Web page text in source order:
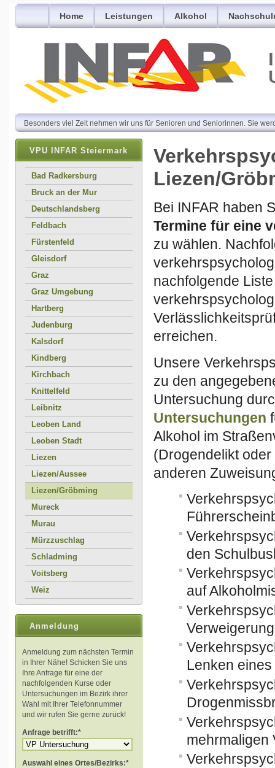
Home Leistungen Alkohol
Besonders viel Zeit nehmen wir uns für Senioren und Seniorinnen. Sie
VPU INFAR Steiermark
Bad Radkersburg
Bruck an der Mur
Deutschlandsberg
Feldbach
Fürstenfeld
Gleisdorf
Graz
Graz Umgebung
Hartberg
Judenburg
Kalsdorf
Kindberg
Kirchbach
Knittelfeld
Leibnitz
Leoben Land
Leoben Stadt
Liezen
Liezen/Aussee
Liezen/Gröbming
Mureck
Murau
Mürzzuschlag
Schladming
Voitsberg
Weiz
Anmeldung
Anmeldung zum nächsten Termin
in Ihrer Nähe! Schicken Sie uns
Ihre Anfrage für eine der
nachfolgenden Kurse oder
Untersuchungen im Bezirk ihrer
Wahl mit Ihrer Telefonnummer
und wir rufen Sie gerne zurück!
Anfrage betrifft:*
Auswahl eines Ortes/Bezirks:*
Liezen/
Bei INFAR haben
Termine für eine
zu wählen.
nachfolgende
erreichen.
Unsere
zu den
Untersuchung
Untersuchungen
Alkohol im
(Drogendelikt
anderen
den
auf
Lenken
mehrmaligen